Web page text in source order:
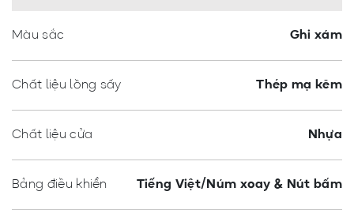
Màu sắc Ghi xám
Chất liệu lồng sấy Thép mạ kẽm
Chất liệu cửa Nhựa
Bảng điều khiển Tiếng Việt/Núm xoay & Nút bấm